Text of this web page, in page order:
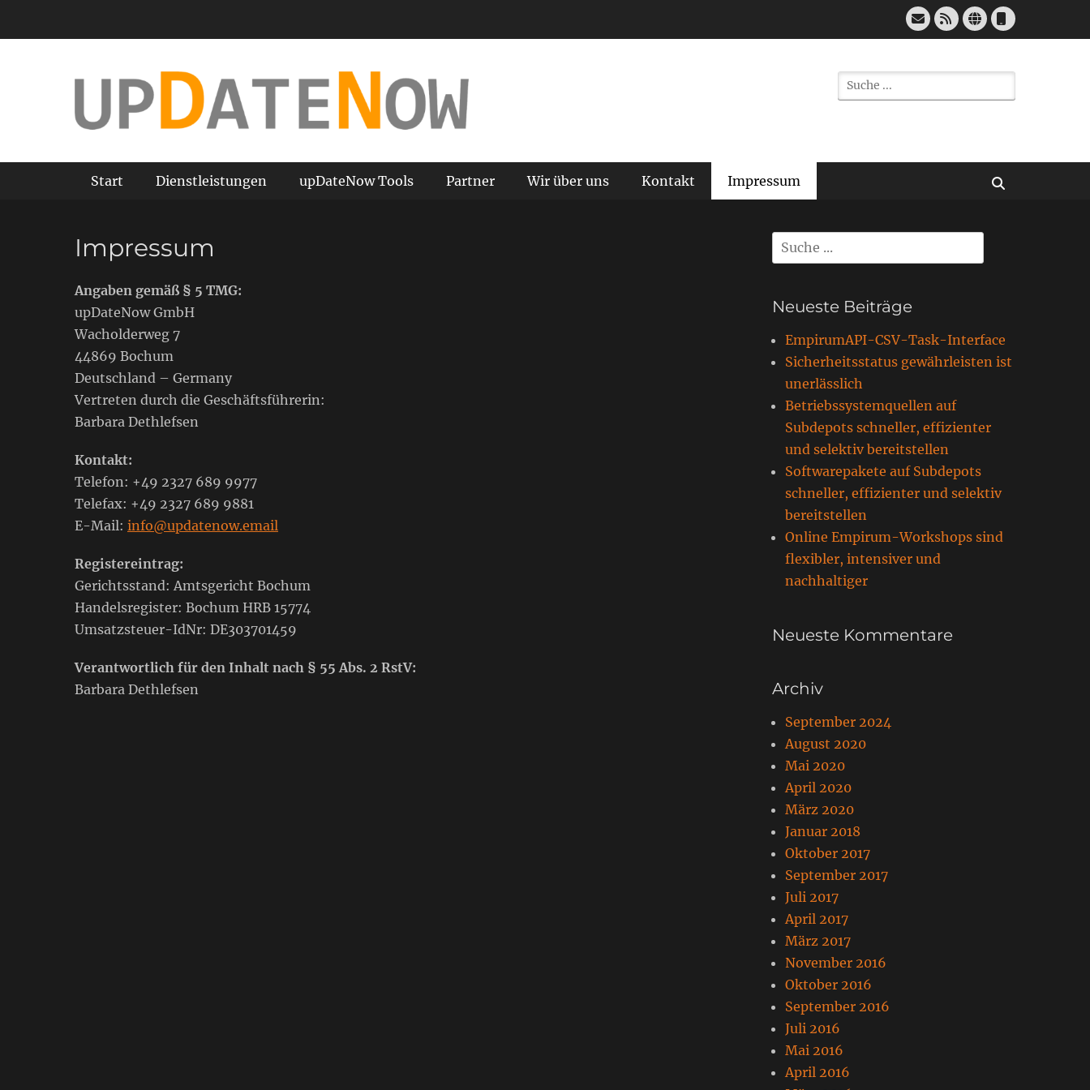
E-
Mail
Feed WebsiteTelefon
upDateNow
Matrix42 Empirum Reseller, Consulting, Coaching and Tools
Suchen
nach:
Primäres Menü
Start Dienstleistungen upDateNow Tools Partner Wir über uns Kontakt Impressum
Impressum
Angaben gemäß § 5 TMG:
upDateNow GmbH
Wacholderweg 7
44869 Bochum
Deutschland – Germany
Vertreten durch die Geschäftsführerin:
Barbara Dethlefsen
Kontakt:
Telefon: +49 2327 689 9977
Telefax: +49 2327 689 9881
E-Mail: info@updatenow.email
Registereintrag:
Gerichtsstand: Amtsgericht Bochum
Handelsregister: Bochum HRB 15774
Umsatzsteuer-IdNr: DE303701459
Verantwortlich für den Inhalt nach § 55 Abs. 2 RstV:
Barbara Dethlefsen
Suchen
nach:
Neueste Beiträge
EmpirumAPI-CSV-Task-Interface
Sicherheitsstatus gewährleisten ist
unerlässlich
Betriebssystemquellen auf
Subdepots schneller, effizienter
und selektiv bereitstellen
Softwarepakete auf Subdepots
schneller, effizienter und selektiv
bereitstellen
Online Empirum-Workshops sind
flexibler, intensiver und
nachhaltiger
Neueste Kommentare
Archiv
September 2024
August 2020
Mai 2020
April 2020
März 2020
Januar 2018
Oktober 2017
September 2017
Juli 2017
April 2017
März 2017
November 2016
Oktober 2016
September 2016
Juli 2016
Mai 2016
April 2016